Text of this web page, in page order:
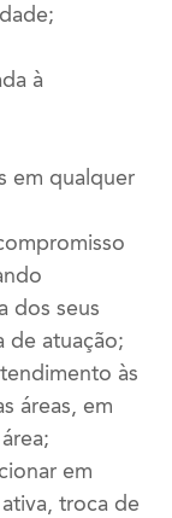
à
em qualquer
dos seus
de atuação;
às
áreas, em
em
troca de